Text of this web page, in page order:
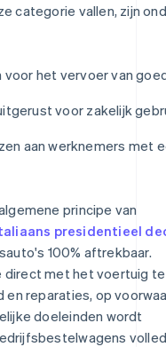
categorie vallen, zijn
het vervoer van
voor zakelijk
aan werknemers met
principe van
presidentieel
100% aftrekbaar.
met het voertuig te
en reparaties, op
doeleinden wordt